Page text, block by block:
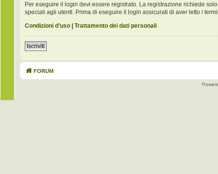
Per eseguire il login devi essere registrato. La registrazione richiede
speciali agli utenti. Prima di eseguire il login assicurati di aver letto i
Condizioni d’uso | Trattamento dei dati personali
Iscriviti
FORUM